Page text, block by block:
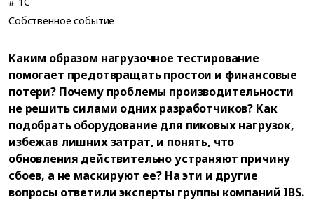
Собственное событие
Каким образом нагрузочное тестирование
помогает предотвращать простои и финансовые
потери? Почему проблемы производительности
не решить силами одних разработчиков? Как
подобрать оборудование для пиковых нагрузок,
избежав лишних затрат, и понять, что
обновления действительно устраняют причину
сбоев, а не маскируют ее? На эти и другие
вопросы ответили эксперты группы компаний IBS.